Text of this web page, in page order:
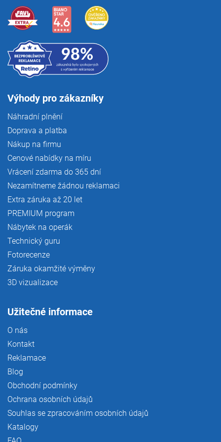
Výhody pro zákazníky
Náhradní plnění
Doprava a platba
Nákup na firmu
Cenové nabídky na míru
Vrácení zdarma do 365 dní
Nezamítneme žádnou reklamaci
Extra záruka až 20 let
PREMIUM program
Nábytek na operák
Technický guru
Fotorecenze
Záruka okamžité výměny
3D vizualizace
Užitečné informace
O nás
Kontakt
Reklamace
Blog
Obchodní podmínky
Ochrana osobních údajů
Souhlas se zpracováním osobních údajů
Katalogy